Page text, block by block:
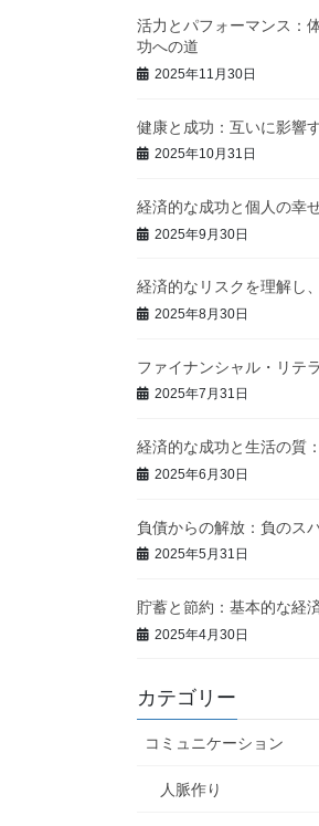
活力とパフォーマンス：
功への道
2025年11月30日
健康と成功：互いに影響
2025年10月31日
経済的な成功と個人の幸
2025年9月30日
経済的なリスクを理解し
2025年8月30日
ファイナンシャル・リテ
2025年7月31日
経済的な成功と生活の質
2025年6月30日
負債からの解放：負のス
2025年5月31日
貯蓄と節約：基本的な経
2025年4月30日
カテゴリー
コミュニケーション
人脈作り